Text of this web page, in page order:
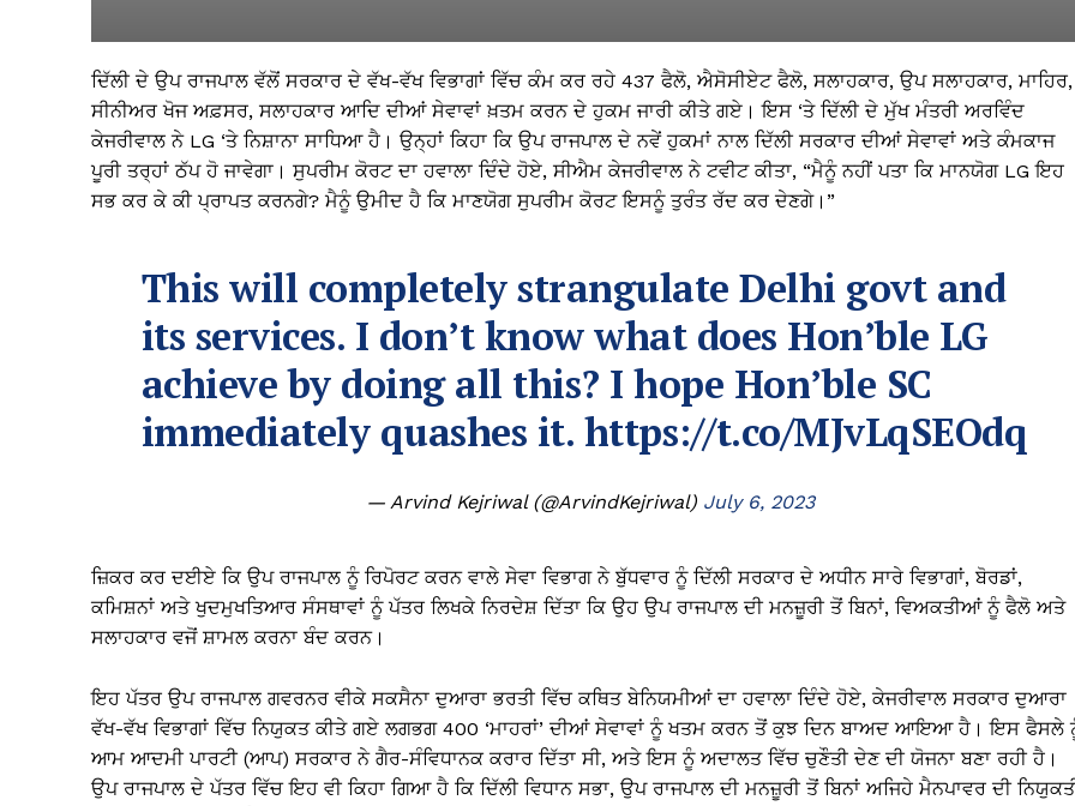
ਦਿੱਲੀ ਦੇ ਉਪ ਰਾਜਪਾਲ ਵੱਲੋਂ ਸਰਕਾਰ ਦੇ ਵੱਖ-ਵੱਖ ਵਿਭਾਗਾਂ ਵਿੱਚ ਕੰਮ ਕਰ ਰਹੇ 437 ਫੈਲੋ, ਐਸੋਸੀਏਟ ਫੈਲੋ, ਸਲਾਹਕਾਰ, ਉਪ ਸਲਾਹਕਾਰ, ਮਾਹਿਰ,
ਸੀਨੀਅਰ ਖੋਜ ਅਫ਼ਸਰ, ਸਲਾਹਕਾਰ ਆਦਿ ਦੀਆਂ ਸੇਵਾਵਾਂ ਖ਼ਤਮ ਕਰਨ ਦੇ ਹੁਕਮ ਜਾਰੀ ਕੀਤੇ ਗਏ। ਇਸ ‘ਤੇ ਦਿੱਲੀ ਦੇ ਮੁੱਖ ਮੰਤਰੀ ਅਰਵਿੰਦ
ਕੇਜਰੀਵਾਲ ਨੇ LG ‘ਤੇ ਨਿਸ਼ਾਨਾ ਸਾਧਿਆ ਹੈ। ਉਨ੍ਹਾਂ ਕਿਹਾ ਕਿ ਉਪ ਰਾਜਪਾਲ ਦੇ ਨਵੇਂ ਹੁਕਮਾਂ ਨਾਲ ਦਿੱਲੀ ਸਰਕਾਰ ਦੀਆਂ ਸੇਵਾਵਾਂ ਅਤੇ ਕੰਮਕਾਜ
ਪੂਰੀ ਤਰ੍ਹਾਂ ਠੱਪ ਹੋ ਜਾਵੇਗਾ। ਸੁਪਰੀਮ ਕੋਰਟ ਦਾ ਹਵਾਲਾ ਦਿੰਦੇ ਹੋਏ, ਸੀਐਮ ਕੇਜਰੀਵਾਲ ਨੇ ਟਵੀਟ ਕੀਤਾ, “ਮੈਨੂੰ ਨਹੀਂ ਪਤਾ ਕਿ ਮਾਨਯੋਗ LG ਇਹ
ਸਭ ਕਰ ਕੇ ਕੀ ਪ੍ਰਾਪਤ ਕਰਨਗੇ? ਮੈਨੂੰ ਉਮੀਦ ਹੈ ਕਿ ਮਾਣਯੋਗ ਸੁਪਰੀਮ ਕੋਰਟ ਇਸਨੂੰ ਤੁਰੰਤ ਰੱਦ ਕਰ ਦੇਣਗੇ।”
This will completely strangulate Delhi govt and
its services. I don’t know what does Hon’ble LG
achieve by doing all this? I hope Hon’ble SC
immediately quashes it. https://t.co/MJvLqSEOdq
— Arvind Kejriwal (@ArvindKejriwal) July 6, 2023
ਜ਼ਿਕਰ ਕਰ ਦਈਏ ਕਿ ਉਪ ਰਾਜਪਾਲ ਨੂੰ ਰਿਪੋਰਟ ਕਰਨ ਵਾਲੇ ਸੇਵਾ ਵਿਭਾਗ ਨੇ ਬੁੱਧਵਾਰ ਨੂੰ ਦਿੱਲੀ ਸਰਕਾਰ ਦੇ ਅਧੀਨ ਸਾਰੇ ਵਿਭਾਗਾਂ, ਬੋਰਡਾਂ,
ਕਮਿਸ਼ਨਾਂ ਅਤੇ ਖੁਦਮੁਖਤਿਆਰ ਸੰਸਥਾਵਾਂ ਨੂੰ ਪੱਤਰ ਲਿਖਕੇ ਨਿਰਦੇਸ਼ ਦਿੱਤਾ ਕਿ ਉਹ ਉਪ ਰਾਜਪਾਲ ਦੀ ਮਨਜ਼ੂਰੀ ਤੋਂ ਬਿਨਾਂ, ਵਿਅਕਤੀਆਂ ਨੂੰ ਫੈਲੋ ਅਤੇ
ਸਲਾਹਕਾਰ ਵਜੋਂ ਸ਼ਾਮਲ ਕਰਨਾ ਬੰਦ ਕਰਨ।
ਇਹ ਪੱਤਰ ਉਪ ਰਾਜਪਾਲ ਗਵਰਨਰ ਵੀਕੇ ਸਕਸੈਨਾ ਦੁਆਰਾ ਭਰਤੀ ਵਿੱਚ ਕਥਿਤ ਬੇਨਿਯਮੀਆਂ ਦਾ ਹਵਾਲਾ ਦਿੰਦੇ ਹੋਏ, ਕੇਜਰੀਵਾਲ ਸਰਕਾਰ ਦੁਆਰਾ
ਵੱਖ-ਵੱਖ ਵਿਭਾਗਾਂ ਵਿੱਚ ਨਿਯੁਕਤ ਕੀਤੇ ਗਏ ਲਗਭਗ 400 ‘ਮਾਹਰਾਂ’ ਦੀਆਂ ਸੇਵਾਵਾਂ ਨੂੰ ਖਤਮ ਕਰਨ ਤੋਂ ਕੁਝ ਦਿਨ ਬਾਅਦ ਆਇਆ ਹੈ। ਇਸ ਫੈਸਲੇ
ਆਮ ਆਦਮੀ ਪਾਰਟੀ (ਆਪ) ਸਰਕਾਰ ਨੇ ਗੈਰ-ਸੰਵਿਧਾਨਕ ਕਰਾਰ ਦਿੱਤਾ ਸੀ, ਅਤੇ ਇਸ ਨੂੰ ਅਦਾਲਤ ਵਿੱਚ ਚੁਣੌਤੀ ਦੇਣ ਦੀ ਯੋਜਨਾ ਬਣਾ ਰਹੀ ਹੈ।
ਉਪ ਰਾਜਪਾਲ ਦੇ ਪੱਤਰ ਵਿੱਚ ਇਹ ਵੀ ਕਿਹਾ ਗਿਆ ਹੈ ਕਿ ਦਿੱਲੀ ਵਿਧਾਨ ਸਭਾ, ਉਪ ਰਾਜਪਾਲ ਦੀ ਮਨਜ਼ੂਰੀ ਤੋਂ ਬਿਨਾਂ ਅਜਿਹੇ ਮੈਨਪਾਵਰ ਦੀ